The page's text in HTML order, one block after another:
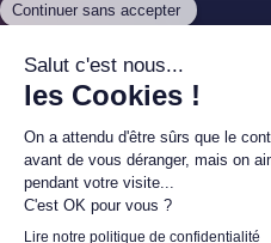
Clubs C-Level
thématiques
Club Women Leaders
Club Alumni1
Réseau Investisseurs